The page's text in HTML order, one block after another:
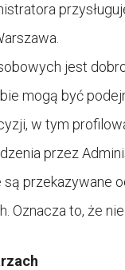
jest
mogą być
w tym
przez
są przekazywane
Oznacza to, że